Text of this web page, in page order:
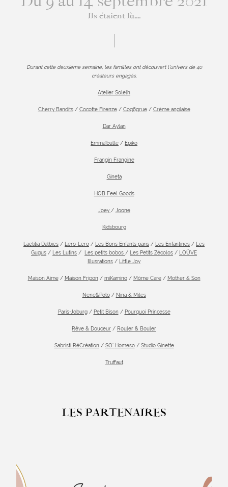
Ils étaient là....
Durant cette deuxième semaine, les familles ont découvert l’univers de 40
créateurs engagés.
Atelier Solelh
Cherry Bandits/ Cocotte Firenze/ Coq6grue/ Crème anglaise
Dar Aylan
Emma’bulle / Epiko
Frangin Frangine
Gineta
HOB Feel Goods
Joey / Joone
Kidsbourg
Laetitia Dalbies / Lero-Lero / Les Bons Enfants paris / Les Enfantines /
Les
Gugus / Les Lutins / Les petits bobos / Les Petits Zécolos /
LOÜVE
Illusrations / Little Joy
Maison Aime/ Maison Fripon / miKamino / Môme Care/ Mother & Son
Nene&Polo/ Nina & Miles
Paris-Joburg/ Petit Bison / Pourquoi Princesse
Rêve & Douceur / Rouler & Bouler
Sabristi RéCréation / SO’ Homeso/ Studio Ginette
Truffaut
LES PARTENAIRES